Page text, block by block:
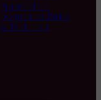
Apprendre à
Déguster les Bulles
au Fil du Jour